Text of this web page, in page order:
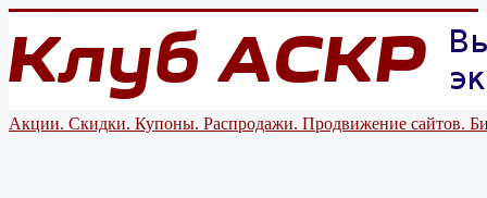
Акции. Скидки. Купоны. Распродажи. Продвижение сайтов.